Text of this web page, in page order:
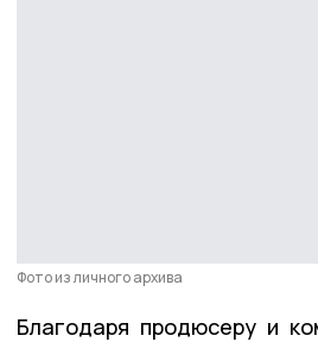
Фото из личного архива
Благодаря продюсеру и